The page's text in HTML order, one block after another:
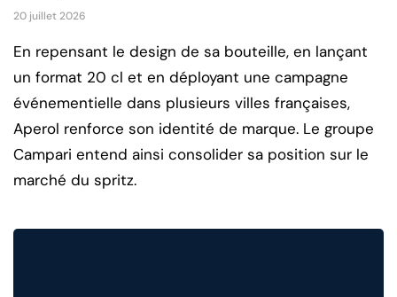
20 juillet 2026
En repensant le design de sa bouteille, en lançant
un format 20 cl et en déployant une campagne
événementielle dans plusieurs villes françaises,
Aperol renforce son identité de marque. Le groupe
Campari entend ainsi consolider sa position sur le
marché du spritz.